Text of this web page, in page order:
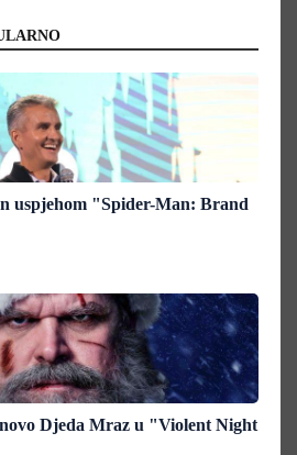
uspjehom "Spider-Man: Brand
Djeda Mraz u "Violent Night